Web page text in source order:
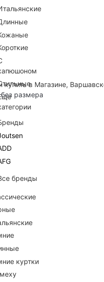
бренды
куртки
купить в Магазине,
размера